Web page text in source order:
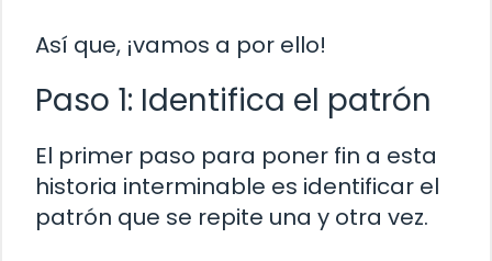
Así que, ¡vamos a por ello!
Paso 1: Identifica el patrón
El primer paso para poner fin a esta
historia interminable es identificar el
patrón que se repite una y otra vez.